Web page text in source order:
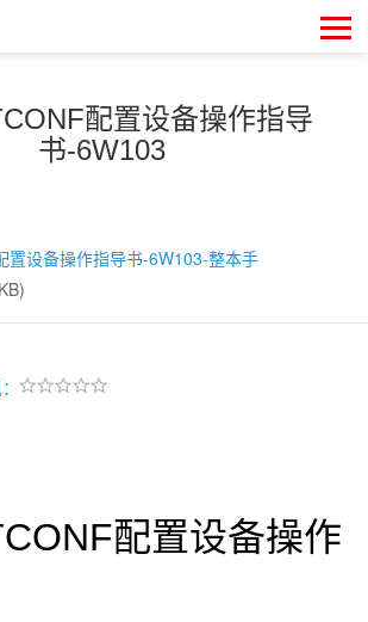
配置设备操作指导
书-6W103
置设备操作指导书-6W103-整本手
配置设备操作